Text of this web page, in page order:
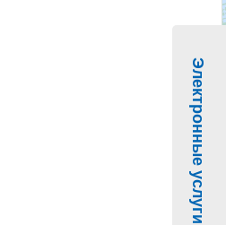
Электронные услуги